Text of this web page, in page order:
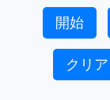
開始
クリア